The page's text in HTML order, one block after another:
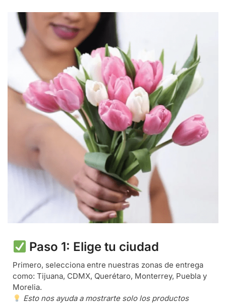
Paso 1: Elige tu ciudad
Primero, selecciona entre nuestras zonas de entrega
como: Tijuana, CDMX, Querétaro, Monterrey, Puebla y
Morelia.
Esto nos ayuda a mostrarte solo los productos